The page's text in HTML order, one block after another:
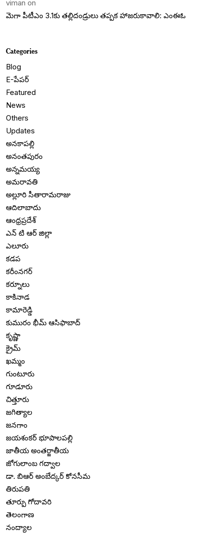
viman on
మెగా పీటీఎం 3.1కు తల్లిదండ్రులు తప్పక హాజరుకావాలి: ఎంఈఓ
Categories
Blog
E-పేపర్
Featured
News
Others
Updates
అనకాపల్లి
అనంతపురం
అన్నమయ్య
అమరావతి
అల్లూరి సీతారామరాజు
ఆదిలాబాదు
ఆంధ్రప్రదేశ్
ఎన్ టి ఆర్ జిల్లా
ఎలూరు
కడప
కరీంనగర్
కర్నూలు
కాకినాడ
కామారెడ్డి
కుమురం భీమ్ ఆసిఫాబాద్
కృష్ణా
క్రైమ్
ఖమ్మం
గుంటూరు
గూడూరు
చిత్తూరు
జగిత్యాల
జనగాం
జయశంకర్ భూపాలపల్లి
జాతీయ అంతర్జాతీయ
జోగులాంబ గద్వాల
డా. బిఆర్ అంబేద్కర్ కోనసీమ
తిరుపతి
తూర్పు గోదావరి
తెలంగాణ
నంద్యాల